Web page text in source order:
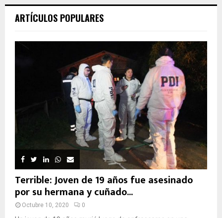
ARTÍCULOS POPULARES
Terrible: Joven de 19 años fue asesinado
por su hermana y cuñado...
Octubre 10, 2020 0